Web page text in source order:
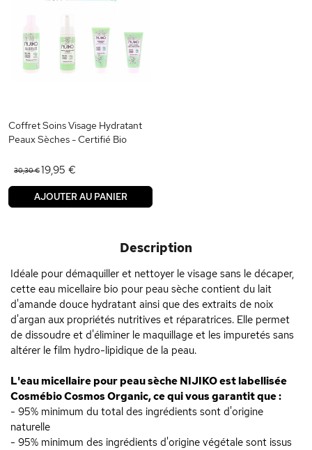
Coffret Soins Visage Hydratant
Peaux Sèches - Certifié Bio
30,30 €19,95 €
AJOUTER AU PANIER
Description
Idéale pour démaquiller et nettoyer le visage sans le décaper,
cette eau micellaire bio pour peau sèche contient du lait
d'amande douce hydratant ainsi que des extraits de noix
d'argan aux propriétés nutritives et réparatrices. Elle permet
de dissoudre et d'éliminer le maquillage et les impuretés sans
altérer le film hydro-lipidique de la peau.
L'eau micellaire pour peau sèche NIJIKO est labellisée
Cosmébio Cosmos Organic, ce qui vous garantit que :
- 95% minimum du total des ingrédients sont d'origine
naturelle
- 95% minimum des ingrédients d'origine végétale sont issus